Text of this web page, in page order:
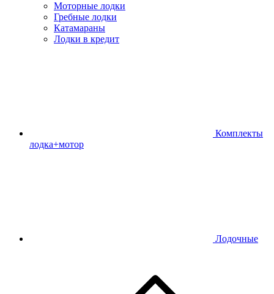
Моторные лодки
Гребные лодки
Катамараны
Лодки в кредит
Комплекты
лодка+мотор
Лодочные